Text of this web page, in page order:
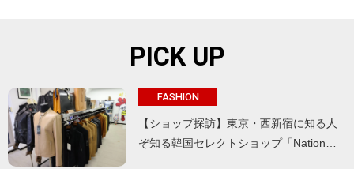
PICK UP
FASHION
【ショップ探訪】東京・西新宿に知る人
ぞ知る韓国セレクトショップ「Nation…